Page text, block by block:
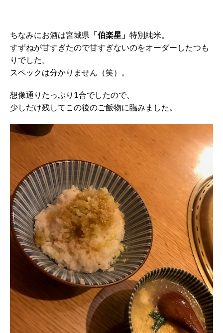
ちなみにお酒は宮城県 「伯楽星」 特別純米。
すずねが甘すぎたので甘すぎないのをオーダーしたつも
りでした。
スペックは分かりません（笑）。
想像通りたっぷり1合でしたので、
少しだけ残してこの後のご飯物に臨みました。